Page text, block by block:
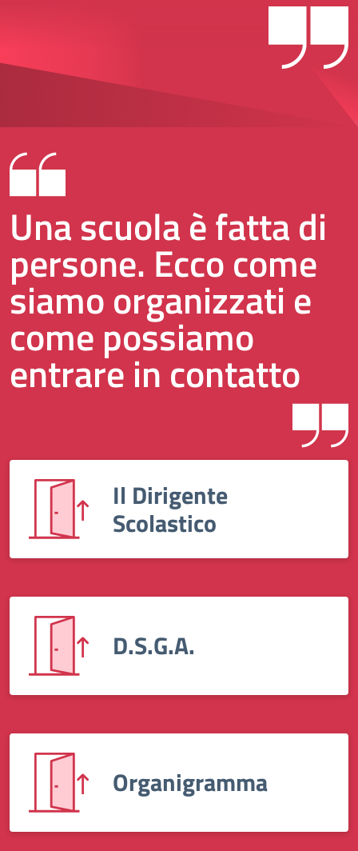
Una scuola è fatta di
persone. Ecco come
siamo organizzati e
come possiamo
entrare in contatto
Il Dirigente
Scolastico
D.S.G.A.
Organigramma